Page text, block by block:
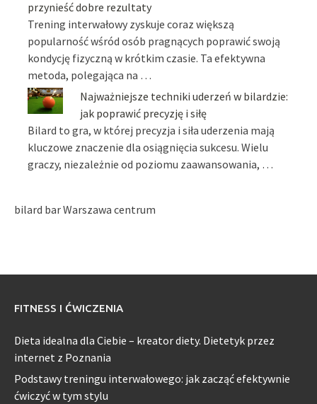
przynieść dobre rezultaty
Trening interwałowy zyskuje coraz większą
popularność wśród osób pragnących poprawić swoją
kondycję fizyczną w krótkim czasie. Ta efektywna
metoda, polegająca na …
Najważniejsze techniki uderzeń w bilardzie:
jak poprawić precyzję i siłę
Bilard to gra, w której precyzja i siła uderzenia mają
kluczowe znaczenie dla osiągnięcia sukcesu. Wielu
graczy, niezależnie od poziomu zaawansowania, …
bilard bar Warszawa centrum
FITNESS I ĆWICZENIA
Dieta idealna dla Ciebie – kreator diety. Dietetyk przez
internet z Poznania
Podstawy treningu interwałowego: jak zacząć efektywnie
ćwiczyć w tym stylu